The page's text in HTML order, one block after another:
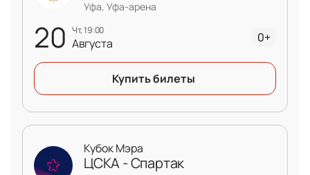
покупке онлайн
20 чт, 19:00
Августа
Уфа, Уфа-арена
0+
Купить билеты
Кубок Мэра
ЦСКА - Спартак